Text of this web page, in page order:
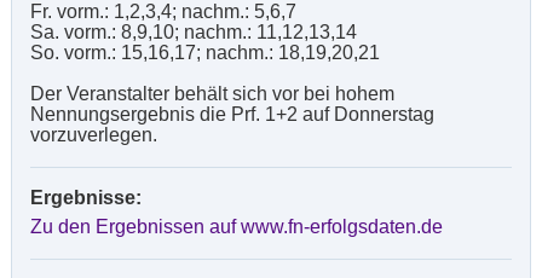
Fr. vorm.: 1,2,3,4; nachm.: 5,6,7
Sa. vorm.: 8,9,10; nachm.: 11,12,13,14
So. vorm.: 15,16,17; nachm.: 18,19,20,21
Der Veranstalter behält sich vor bei hohem
Nennungsergebnis die Prf. 1+2 auf Donnerstag
vorzuverlegen.
Ergebnisse:
Zu den Ergebnissen auf www.fn-erfolgsdaten.de